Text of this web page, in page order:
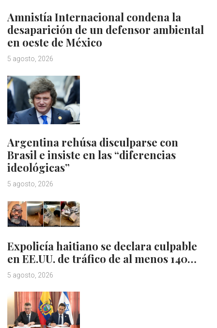
Amnistía Internacional condena la
desaparición de un defensor ambiental
en oeste de México
5 agosto, 2026
Argentina rehúsa disculparse con
Brasil e insiste en las “diferencias
ideológicas”
5 agosto, 2026
Expolicía haitiano se declara culpable
en EE.UU. de tráfico de al menos 140…
5 agosto, 2026